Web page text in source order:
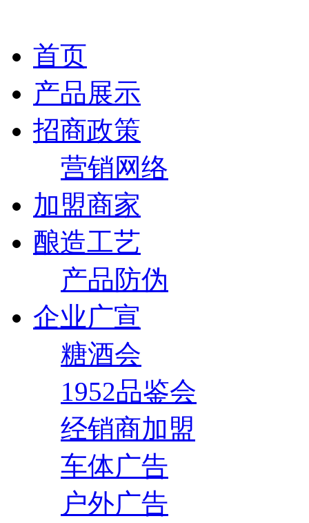
首页
产品展示
招商政策
营销网络
加盟商家
酿造工艺
产品防伪
企业广宣
糖酒会
1952品鉴会
经销商加盟
车体广告
户外广告